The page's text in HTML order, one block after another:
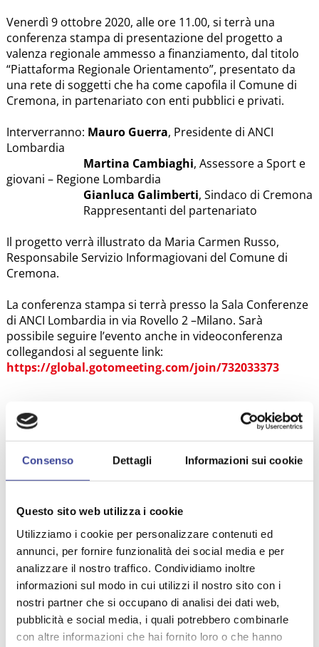
Consenso Dettagli Informazioni sui cookie
Questo sito web utilizza i cookie
Utilizziamo i cookie per personalizzare contenuti ed
annunci, per fornire funzionalità dei social media e per
analizzare il nostro traffico. Condividiamo inoltre
informazioni sul modo in cui utilizzi il nostro sito con i
nostri partner che si occupano di analisi dei dati web,
pubblicità e social media, i quali potrebbero combinarle
con altre informazioni che hai fornito loro o che hanno
Venerdì 9 ottobre 2020, alle ore 11.00, si terrà una
conferenza stampa di presentazione del progetto a
valenza regionale ammesso a finanziamento, dal titolo
“Piattaforma Regionale Orientamento”, presentato da
una rete di soggetti che ha come capofila il Comune di
Cremona, in partenariato con enti pubblici e privati.
Interverranno: Mauro Guerra, Presidente di ANCI
Lombardia
Martina Cambiaghi, Assessore a Sport e
giovani – Regione Lombardia
Gianluca Galimberti, Sindaco di Cremona
Rappresentanti del partenariato
Il progetto verrà illustrato da Maria Carmen Russo,
Responsabile Servizio Informagiovani del Comune di
Cremona.
La conferenza stampa si terrà presso la Sala Conferenze
di ANCI Lombardia in via Rovello 2 –Milano. Sarà
possibile seguire l’evento anche in videoconferenza
collegandosi al seguente link:
https://global.gotomeeting.com/join/732033373
ALLEGATI
Invito 9 ottobre
TEMI PIÙ VISTI
CONSULTA ANCI GIOVANI ,
COMMERCIO,EUROPA ,ISEE ,
CULTURA,
AMMINISTRAZIONE DIGITALE,